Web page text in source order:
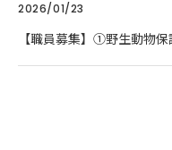
2026/01/23
【職員募集】①野生動物